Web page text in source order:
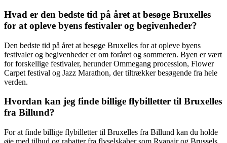
Hvad er den bedste tid på året at besøge Bruxelles
for at opleve byens festivaler og begivenheder?
Den bedste tid på året at besøge Bruxelles for at opleve byens
festivaler og begivenheder er om foråret og sommeren. Byen er vært
for forskellige festivaler, herunder Ommegang procession, Flower
Carpet festival og Jazz Marathon, der tiltrækker besøgende fra hele
verden.
Hvordan kan jeg finde billige flybilletter til Bruxelles
fra Billund?
For at finde billige flybilletter til Bruxelles fra Billund kan du holde
øje med tilbud og rabatter fra flyselskaber som Ryanair og Brussels